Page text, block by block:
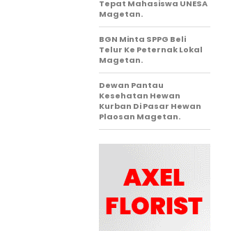
Tepat Mahasiswa UNESA
Magetan.
BGN Minta SPPG Beli
Telur Ke Peternak Lokal
Magetan.
Dewan Pantau
Kesehatan Hewan
Kurban Di Pasar Hewan
Plaosan Magetan.